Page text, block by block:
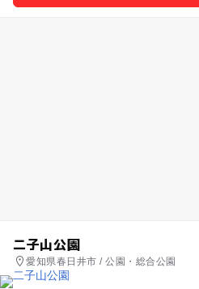
二子山公園
愛知県春日井市 / 公園・総合公園